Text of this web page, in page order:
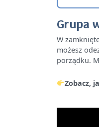
Grupa
W
możesz
porządku.
Zobacz,